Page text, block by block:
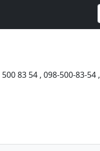
83 54 , 098-500-83-54 ,